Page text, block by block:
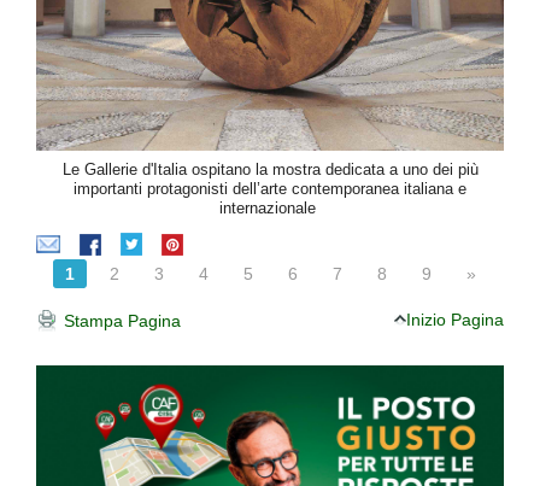
Le Gallerie d'Italia ospitano la mostra dedicata a uno dei più
importanti protagonisti dell’arte contemporanea italiana e
internazionale
1 2 3 4 5 6 7 8 9 »
Stampa Pagina Inizio Pagina